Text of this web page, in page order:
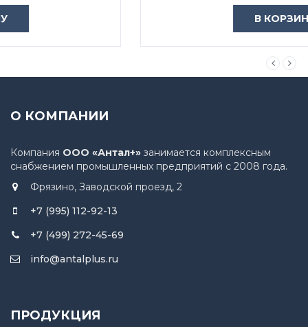
О КОМПАНИИ
Компания ООО «Антал+» занимается комплексным
снабжением промышленных предприятий с 2008 года.
Фрязино, Заводской проезд, 2
+7 (995) 112-92-13
+7 (499) 272-45-69
info@antalplus.ru
ПРОДУКЦИЯ